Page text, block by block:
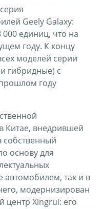
Geely Galaxy:
единиц, что на
году. К концу
моделей серии
гибридные) с
году
Китае, внедрившей
основу для
автомобилем, так и в
модернизирован
Xingrui: его